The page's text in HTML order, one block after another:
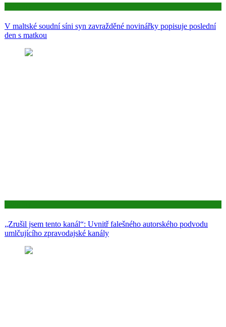
V maltské soudní síni syn zavražděné novinářky popisuje poslední
den s matkou
„Zrušil jsem tento kanál“: Uvnitř falešného autorského podvodu
umlčujícího zpravodajské kanály